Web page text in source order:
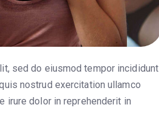
sed do eiusmod tempor incididunt
nostrud exercitation ullamco
irure dolor in reprehenderit in